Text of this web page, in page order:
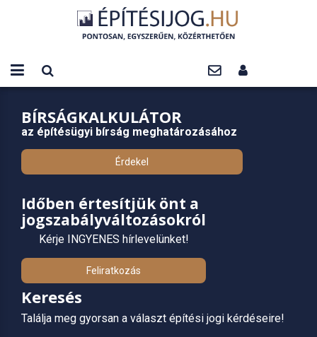
BÍRSÁGKALKULÁTOR
az építésügyi bírság meghatározásához
Érdekel
Időben értesítjük önt a
jogszabályváltozásokról
Kérje INGYENES hírlevelünket!
Feliratkozás
Keresés
Találja meg gyorsan a választ építési jogi kérdéseire!